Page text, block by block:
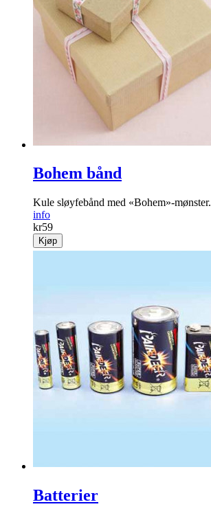
Bohem bånd
Kule sløyfebånd med «Bohem»-mønster.
info
kr59
Kjøp
Batterier